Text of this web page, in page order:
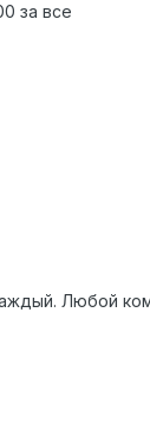
за все
Любой